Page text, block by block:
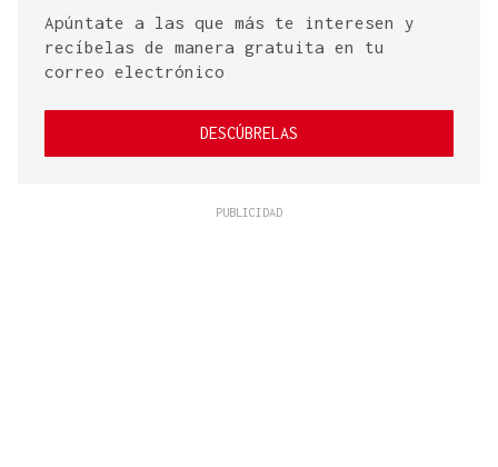
Apúntate a las que más te interesen y
recíbelas de manera gratuita en tu
correo electrónico
DESCÚBRELAS